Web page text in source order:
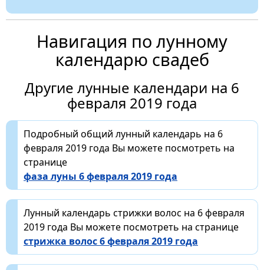
Навигация по лунному
календарю свадеб
Другие лунные календари на 6
февраля 2019 года
Подробный общий лунный календарь на 6
февраля 2019 года Вы можете посмотреть на
странице
фаза луны 6 февраля 2019 года
Лунный календарь стрижки волос на 6 февраля
2019 года Вы можете посмотреть на странице
стрижка волос 6 февраля 2019 года